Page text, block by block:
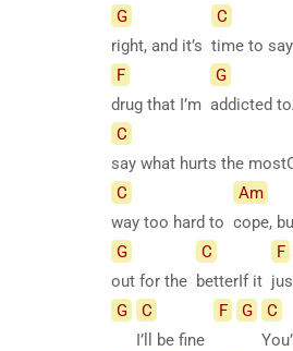
G
right, and it’s
C
time to say
F
drug that I’m
G
addicted
C
say what hurts the
C
way too hard to
Am
cope,
G
out for the
C
betterIf it
F
G
C
I’ll be fine
F G
C